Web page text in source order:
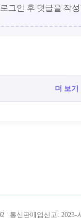
로그인 후 댓글을 작
더 보기